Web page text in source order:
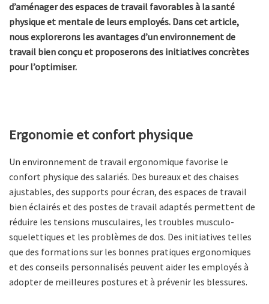
d’aménager des espaces de travail favorables à la santé
physique et mentale de leurs employés. Dans cet article,
nous explorerons les avantages d’un environnement de
travail bien conçu et proposerons des initiatives concrètes
pour l’optimiser.
Ergonomie et confort physique
Un environnement de travail ergonomique favorise le
confort physique des salariés. Des bureaux et des chaises
ajustables, des supports pour écran, des espaces de travail
bien éclairés et des postes de travail adaptés permettent de
réduire les tensions musculaires, les troubles musculo-
squelettiques et les problèmes de dos. Des initiatives telles
que des formations sur les bonnes pratiques ergonomiques
et des conseils personnalisés peuvent aider les employés à
adopter de meilleures postures et à prévenir les blessures.